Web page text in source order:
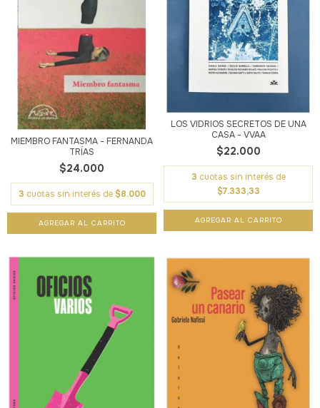
MIEMBRO FANTASMA - FERNANDA
TRÍAS
$24.000
3 cuotas sin interés de $8.000
LOS VIDRIOS SECRETOS DE UNA
CASA - VVAA
$22.000
3 cuotas sin interés de
$7.333,33